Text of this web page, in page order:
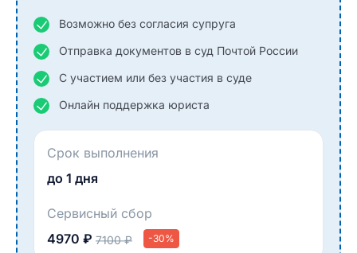
Возможно без согласия супруга
Отправка документов в суд Почтой России
С участием или без участия в суде
Онлайн поддержка юриста
Срок выполнения
до 1 дня
Сервисный сбор
4970 ₽ 7100 ₽ -30%